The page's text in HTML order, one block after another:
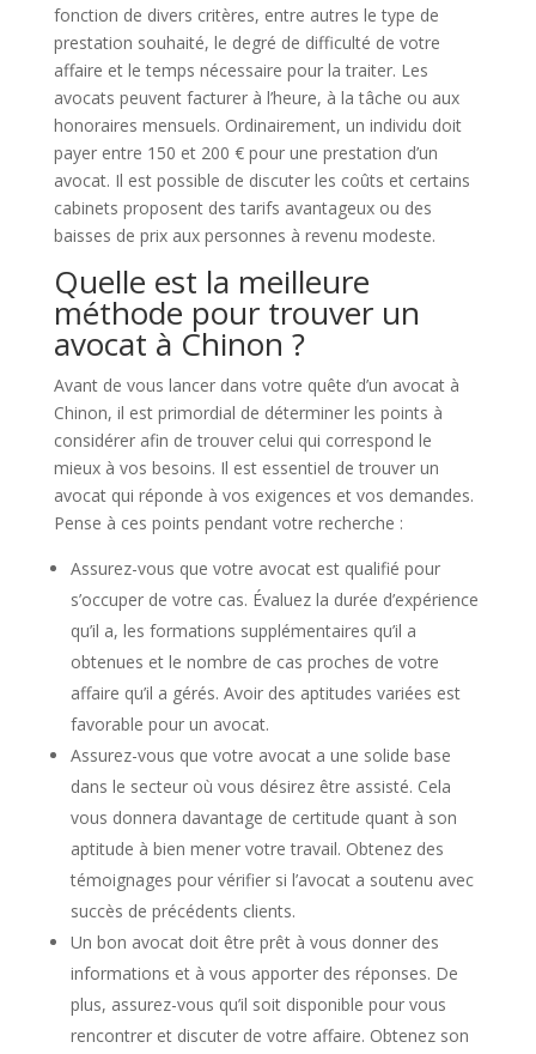
fonction de divers critères, entre autres le type de
prestation souhaité, le degré de difficulté de votre
affaire et le temps nécessaire pour la traiter. Les
avocats peuvent facturer à l’heure, à la tâche ou aux
honoraires mensuels. Ordinairement, un individu doit
payer entre 150 et 200 € pour une prestation d’un
avocat. Il est possible de discuter les coûts et certains
cabinets proposent des tarifs avantageux ou des
baisses de prix aux personnes à revenu modeste.
Quelle est la meilleure
méthode pour trouver un
avocat à Chinon ?
Avant de vous lancer dans votre quête d’un avocat à
Chinon, il est primordial de déterminer les points à
considérer afin de trouver celui qui correspond le
mieux à vos besoins. Il est essentiel de trouver un
avocat qui réponde à vos exigences et vos demandes.
Pense à ces points pendant votre recherche :
Assurez-vous que votre avocat est qualifié pour
s’occuper de votre cas. Évaluez la durée d’expérience
qu’il a, les formations supplémentaires qu’il a
obtenues et le nombre de cas proches de votre
affaire qu’il a gérés. Avoir des aptitudes variées est
favorable pour un avocat.
Assurez-vous que votre avocat a une solide base
dans le secteur où vous désirez être assisté. Cela
vous donnera davantage de certitude quant à son
aptitude à bien mener votre travail. Obtenez des
témoignages pour vérifier si l’avocat a soutenu avec
succès de précédents clients.
Un bon avocat doit être prêt à vous donner des
informations et à vous apporter des réponses. De
plus, assurez-vous qu’il soit disponible pour vous
rencontrer et discuter de votre affaire. Obtenez son